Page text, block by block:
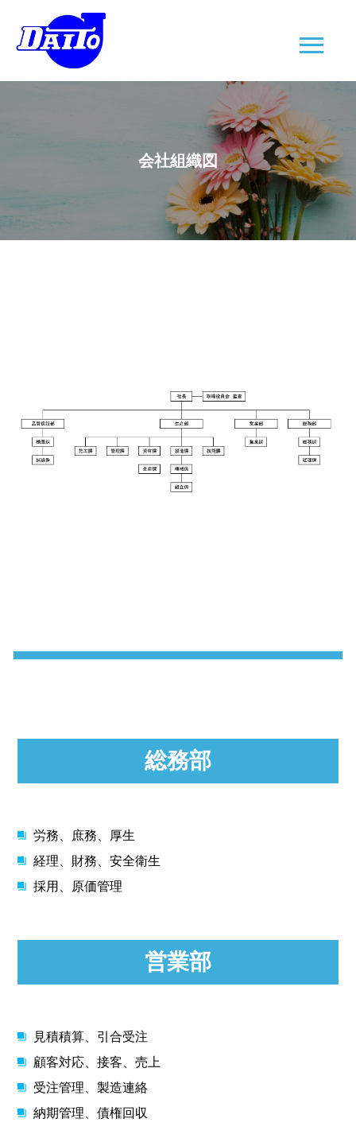
会社組織図
総務部
労務、庶務、厚生
経理、財務、安全衛生
採用、原価管理
営業部
見積積算、引合受注
顧客対応、接客、売上
受注管理、製造連絡
納期管理、債権回収